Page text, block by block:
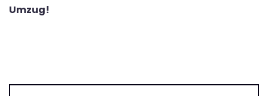
Umzug!